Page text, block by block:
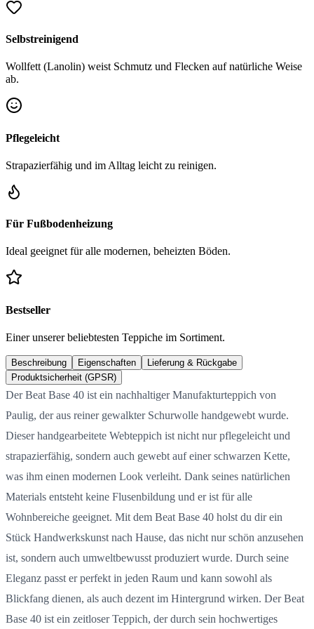
Selbstreinigend
Wollfett (Lanolin) weist Schmutz und Flecken auf natürliche Weise
ab.
Pflegeleicht
Strapazierfähig und im Alltag leicht zu reinigen.
Für Fußbodenheizung
Ideal geeignet für alle modernen, beheizten Böden.
Bestseller
Einer unserer beliebtesten Teppiche im Sortiment.
Beschreibung Eigenschaften
Lieferung & Rückgabe
Produktsicherheit (GPSR)
Der Beat Base 40 ist ein nachhaltiger Manufakturteppich von
Paulig, der aus reiner gewalkter Schurwolle handgewebt wurde.
Dieser handgearbeitete Webteppich ist nicht nur pflegeleicht und
strapazierfähig, sondern auch gewebt auf einer schwarzen Kette,
was ihm einen modernen Look verleiht. Dank seines natürlichen
Materials entsteht keine Flusenbildung und er ist für alle
Wohnbereiche geeignet. Mit dem Beat Base 40 holst du dir ein
Stück Handwerkskunst nach Hause, das nicht nur schön anzusehen
ist, sondern auch umweltbewusst produziert wurde. Durch seine
Eleganz passt er perfekt in jeden Raum und kann sowohl als
Blickfang dienen, als auch dezent im Hintergrund wirken. Der Beat
Base 40 ist ein zeitloser Teppich, der durch sein hochwertiges